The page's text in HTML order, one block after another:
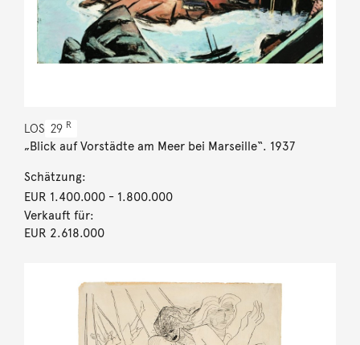
LOS 29 R
„Blick auf Vorstädte am Meer bei Marseille“. 1937
Schätzung:
EUR 1.400.000- 1.800.000
Verkauft für:
EUR 2.618.000